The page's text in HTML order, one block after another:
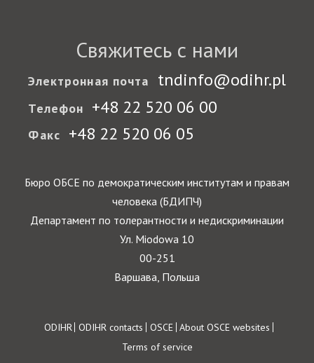
Свяжитесь с нами
Электронная почта tndinfo@odihr.pl
Телефон +48 22 520 06 00
Факс +48 22 520 06 05
Бюро ОБСЕ по демократическим институтам и правам
человека (БДИПЧ)
Департамент по толерантности и недискриминации
Ул. Miodowa 10
00-251
Варшава, Польша
Footer
ODIHR ODIHR contacts OSCE About OSCE websites
Terms of service